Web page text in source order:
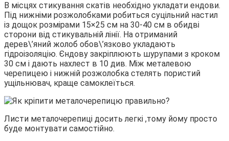
В місцях стикування скатів необхідно укладати ендови.
Під нижніми розжолобками робиться суцільний настил
із дощок розмірами 15×25 см на 30-40 см в обидві
сторони від стикувальній лінії. На отриманий
дерев\’яний жолоб обов\’язково укладають
гідроізоляцію. Єндову закріплюють шурупами з кроком
30 см і дають нахлест в 10 див. Між металевою
черепицею і нижній розжолобка стелять пористий
ущільнювач, краще самоклеїться.
Листи металочерепиці досить легкі ,тому йому просто
буде монтувати самостійно.